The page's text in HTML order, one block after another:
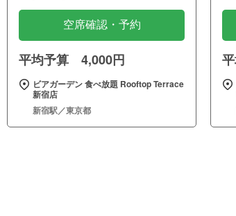
空席確認・予約
平均予算 4,000円
ビアガーデン 食べ放題 Rooftop Terrace
新宿店
新宿駅／東京都